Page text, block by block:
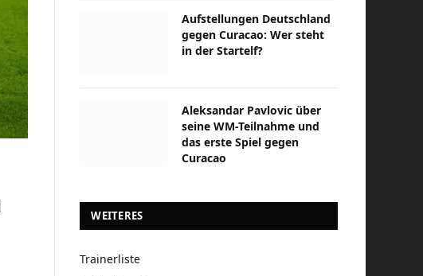
Aufstellungen Deutschland
gegen Curacao: Wer steht
in der Startelf?
Aleksandar Pavlovic über
seine WM-Teilnahme und
das erste Spiel gegen
Curacao
WEITERES
Trainerliste